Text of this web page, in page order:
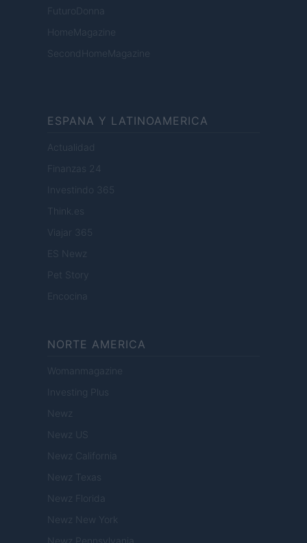
FuturoDonna
HomeMagazine
SecondHomeMagazine
ESPANA Y LATINOAMERICA
Actualidad
Finanzas 24
Investindo 365
Think.es
Viajar 365
ES Newz
Pet Story
Encocina
NORTE AMERICA
Womanmagazine
Investing Plus
Newz
Newz US
Newz California
Newz Texas
Newz Florida
Newz New York
Newz Pennsylvania